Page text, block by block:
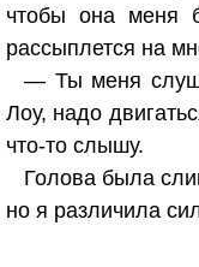
чтобы она меня
рассыплется на
— Ты меня
Лоу, надо
что-то слышу.
Голова была
но я различила